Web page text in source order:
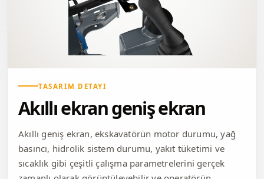
TASARIM DETAYI
Akıllı ekran geniş ekran
Akıllı geniş ekran, ekskavatörün motor durumu, yağ
basıncı, hidrolik sistem durumu, yakıt tüketimi ve
sıcaklık gibi çeşitli çalışma parametrelerini gerçek